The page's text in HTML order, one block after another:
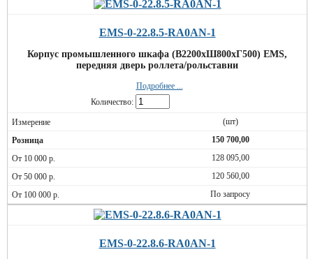
EMS-0-22.8.5-RA0AN-1
Корпус промышленного шкафа (В2200хШ800хГ500) EMS,
передняя дверь роллета/рольставни
Подробнее ...
Количество:
(шт)
150 700,00
128 095,00
120 560,00
По запросу
EMS-0-22.8.6-RA0AN-1